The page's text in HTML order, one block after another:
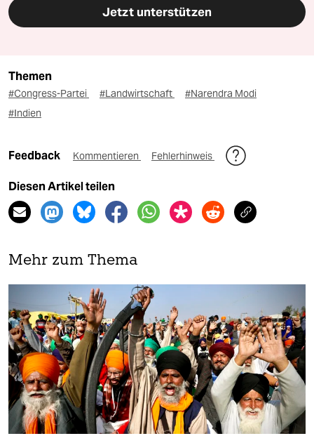
Jetzt unterstützen
Themen
#Congress-Partei #Landwirtschaft
#Narendra Modi
#Indien
Feedback Kommentieren Fehlerhinweis
Diesen Artikel teilen
Mehr zum Thema